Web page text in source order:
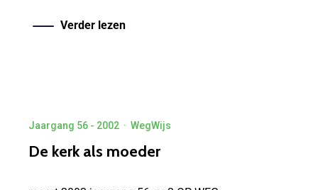
Verder lezen
Jaargang 56 - 2002 · WegWijs
De kerk als moeder